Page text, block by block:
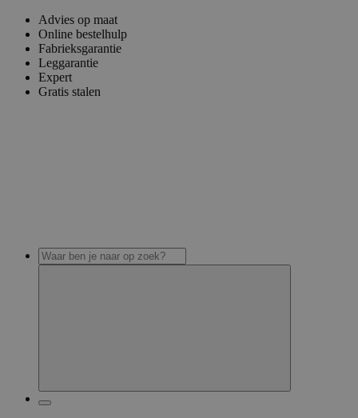
Advies op maat
Online bestelhulp
Fabrieksgarantie
Leggarantie
Expert
Gratis stalen